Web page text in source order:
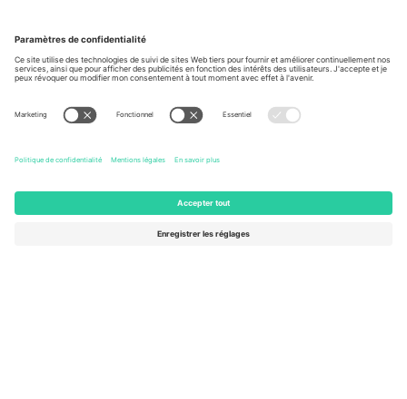
TixProtect
Programme d'affiliation
Comment ça marche
Centre d'information sur la Coupe
Nous contacter